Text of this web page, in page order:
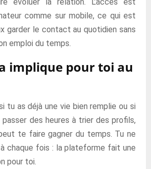
comme sur mobile, ce qui est
garder le contact au quotidien sans
emploi du temps.
implique pour toi au
tu as déjà une vie bien remplie ou si
des heures à trier des profils,
te faire gagner du temps. Tu ne
chaque fois : la plateforme fait une
pour toi.